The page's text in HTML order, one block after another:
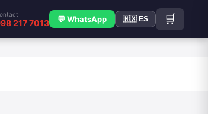
217 7013 💬 WhatsApp 🇲🇽 ES 🛒